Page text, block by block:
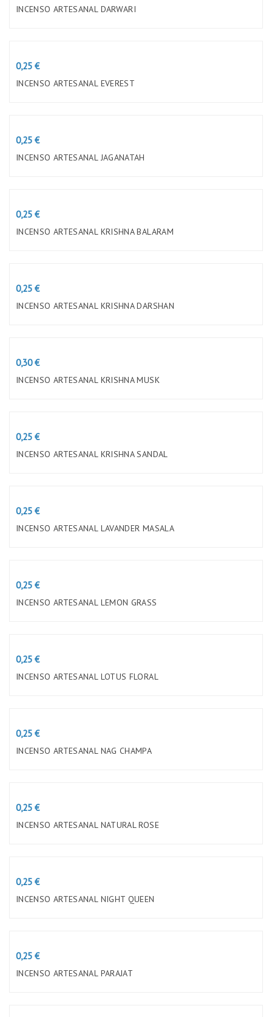
INCENSO ARTESANAL DARWARI
Preço
0,25 €
INCENSO ARTESANAL EVEREST
Preço
0,25 €
INCENSO ARTESANAL JAGANATAH
Preço
0,25 €
INCENSO ARTESANAL KRISHNA BALARAM
Preço
0,25 €
INCENSO ARTESANAL KRISHNA DARSHAN
Preço
0,30 €
INCENSO ARTESANAL KRISHNA MUSK
Preço
0,25 €
INCENSO ARTESANAL KRISHNA SANDAL
Preço
0,25 €
INCENSO ARTESANAL LAVANDER MASALA
Preço
0,25 €
INCENSO ARTESANAL LEMON GRASS
Preço
0,25 €
INCENSO ARTESANAL LOTUS FLORAL
Preço
0,25 €
INCENSO ARTESANAL NAG CHAMPA
Preço
0,25 €
INCENSO ARTESANAL NATURAL ROSE
Preço
0,25 €
INCENSO ARTESANAL NIGHT QUEEN
Preço
0,25 €
INCENSO ARTESANAL PARAJAT